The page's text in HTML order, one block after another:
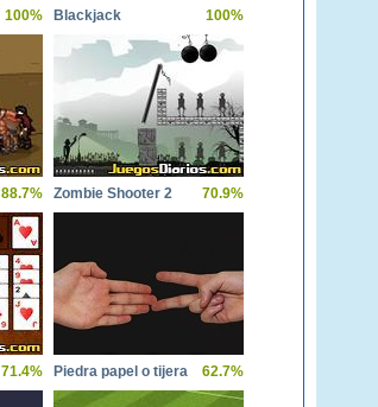
100% Blackjack 100%
88.7% Zombie Shooter 2 70.9%
71.4% Piedra papel o tijera 62.7%